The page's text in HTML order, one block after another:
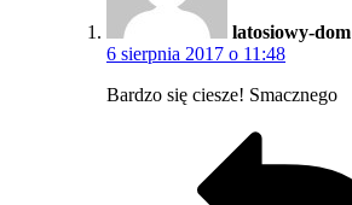
latosiowy-dom
6 sierpnia 2017 o 11:48
Bardzo się ciesze! Smacznego